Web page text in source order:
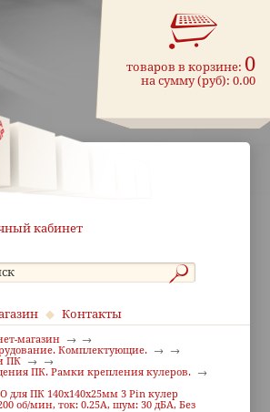
товаров в корзине: 0
на сумму (руб):0.00
кабинет
Контакты
магазин
Комплектующие.
ПК
ПК. Рамки крепления кулеров.
для ПК 140x140x25мм 3 Pin кулер
об/мин, ток: 0.25А, шум: 30 дБА, Без